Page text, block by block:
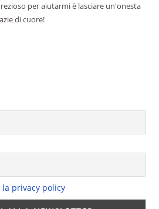
per aiutarmi è lasciare un'onesta
di cuore!
privacy policy